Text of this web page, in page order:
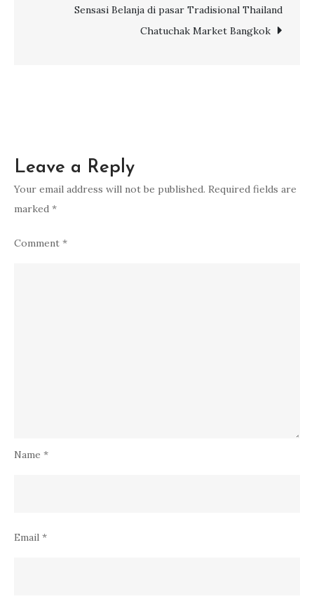
untuk
Traveler
Sensasi Belanja di pasar Tradisional Thailand
Chatuchak Market Bangkok
Leave a Reply
Your email address will not be published. Required fields are
marked *
Comment *
Name *
Email *